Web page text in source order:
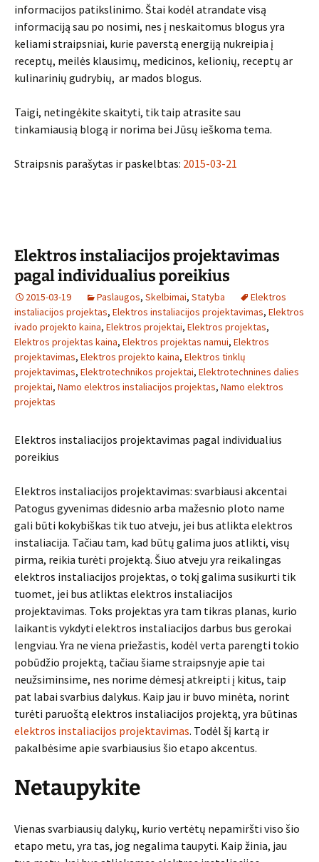
informacijos patikslinimo. Štai kodėl atrandate visą
informaciją sau po nosimi, nes į neskaitomus blogus yra
keliami straipsniai, kurie paverstą energiją nukreipia į
receptų, meilės klausimų, medicinos, kelionių, receptų ar
kulinarinių gudrybių, ar mados blogus.
Taigi, netingėkite skaityti, tik taip atrasite sau
tinkamiausią blogą ir norima bei Jūsų ieškoma tema.
Straipsnis parašytas ir paskelbtas: 2015-03-21
Elektros instaliacijos projektavimas
pagal individualius poreikius
2015-03-19 Paslaugos, Skelbimai, Statyba
Elektros
instaliacijos projektas, Elektros instaliacijos projektavimas, Elektros
ivado projekto kaina, Elektros projektai, Elektros projektas,
Elektros projektas kaina, Elektros projektas namui, Elektros
projektavimas, Elektros projekto kaina, Elektros tinklų
projektavimas, Elektrotechnikos projektai, Elektrotechnines dalies
projektai, Namo elektros instaliacijos projektas, Namo elektros
projektas
Elektros instaliacijos projektavimas pagal individualius
poreikius
Elektros instaliacijos projektavimas: svarbiausi akcentai
Patogus gyvenimas didesnio arba mažesnio ploto name
gali būti kokybiškas tik tuo atveju, jei bus atlikta elektros
instaliacija. Tačiau tam, kad būtų galima juos atlikti, visų
pirma, reikia turėti projektą. Šiuo atveju yra reikalingas
elektros instaliacijos projektas, o tokį galima susikurti tik
tuomet, jei bus atliktas elektros instaliacijos
projektavimas. Toks projektas yra tam tikras planas, kurio
laikantis vykdyti elektros instaliacijos darbus bus gerokai
lengviau. Yra ne viena priežastis, kodėl verta parengti tokio
pobūdžio projektą, tačiau šiame straipsnyje apie tai
neužsiminsime, nes norime dėmesį atkreipti į kitus, taip
pat labai svarbius dalykus. Kaip jau ir buvo minėta, norint
turėti paruoštą elektros instaliacijos projektą, yra būtinas
elektros instaliacijos projektavimas. Todėl šį kartą ir
pakalbėsime apie svarbiausius šio etapo akcentus.
Netaupykite
Vienas svarbiausių dalykų, kurio vertėtų nepamiršti viso šio
etapo metu, yra tas, jog negalima taupyti. Kaip žinia, jau